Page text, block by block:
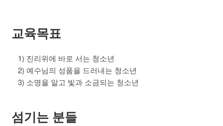
교육목표
1) 진리위에 바로 서는 청소년
2) 예수님의 성품을 드러내는 청소년
3) 소명을 알고 빛과 소금되는 청소년
섬기는 분들